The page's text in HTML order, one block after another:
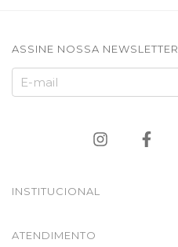
ASSINE NOSSA NEWSLETTER
INSTITUCIONAL
ATENDIMENTO